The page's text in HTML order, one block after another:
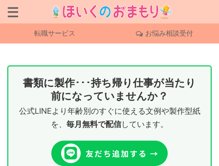
転職サービス お悩み相談受付
書類に製作･･･持ち帰り仕事が当たり
前になっていませんか？
公式LINEより年齢別のすぐに使える文例や製作型紙
を、 毎月無料で配信しています。